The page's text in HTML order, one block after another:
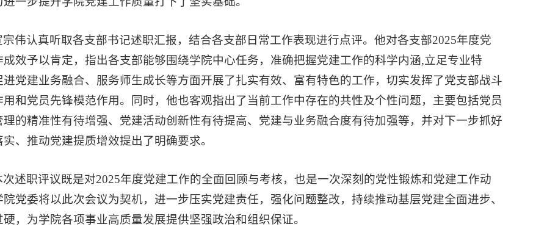
宗伟认真听取各支部书记述职汇报，结合各支部日常工作表现进行点评。他对各支部2025年度党
成效予以肯定，指出各支部能够围绕学院中心任务，准确把握党建工作的科学内涵,立足专业特
进党建业务融合、服务师生成长等方面开展了扎实有效、富有特色的工作，切实发挥了党支部战斗
用和党员先锋模范作用。同时，他也客观指出了当前工作中存在的共性及个性问题，主要包括党员
理的精准性有待增强、党建活动创新性有待提高、党建与业务融合度有待加强等，并对下一步抓好
实、推动党建提质增效提出了明确要求。
次述职评议既是对2025年度党建工作的全面回顾与考核，也是一次深刻的党性锻炼和党建工作动
院党委将以此次会议为契机，进一步压实党建责任，强化问题整改，持续推动基层党建全面进步、
硬，为学院各项事业高质量发展提供坚强政治和组织保证。